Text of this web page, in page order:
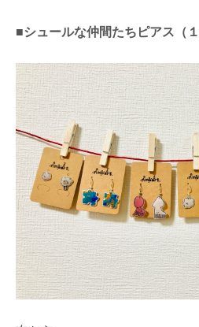
■シュールな仲間たちピアス（